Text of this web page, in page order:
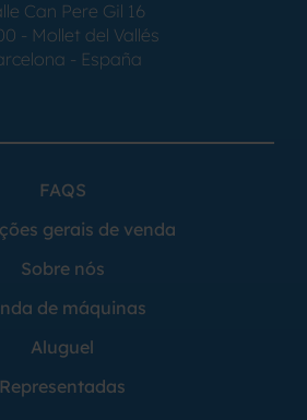
Can Pere Gil 16
- Mollet del Vallés
- España
FAQS
gerais de venda
Sobre nós
de máquinas
Aluguel
Representadas